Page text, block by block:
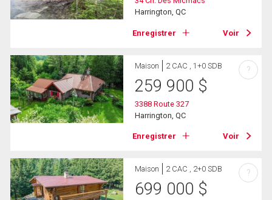
Harrington, QC
Enregistrer Voir
Maison 2 CAC , 1+0 SDB
259 900 $
3388 Route 327
Harrington, QC
Enregistrer Voir
?
Maison 2 CAC , 2+0 SDB
699 000 $
?